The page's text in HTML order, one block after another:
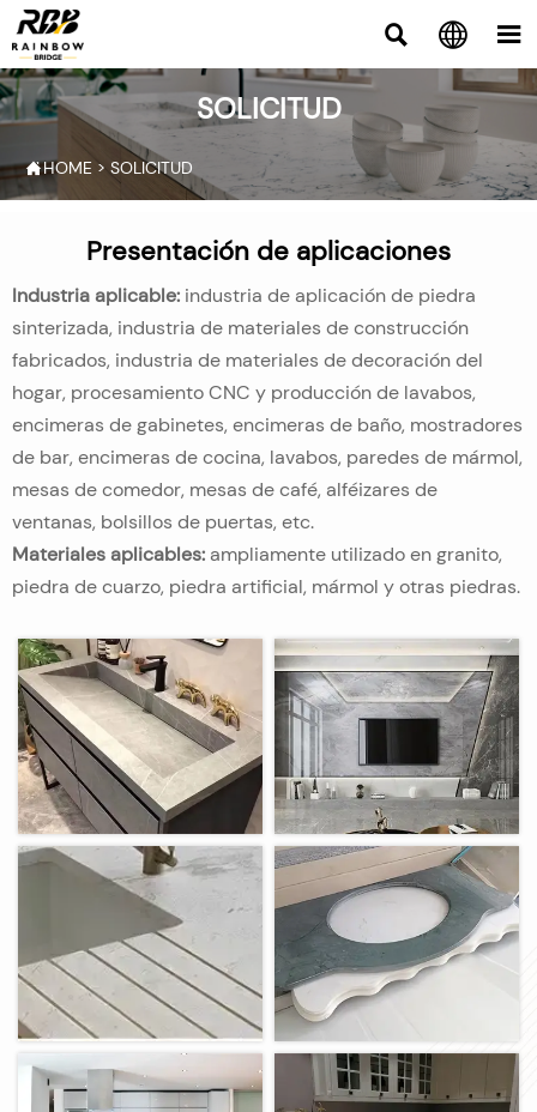
  
SOLICITUD
HOME > SOLICITUD
Presentación de aplicaciones
Industria aplicable: industria de aplicación de piedra
sinterizada, industria de materiales de construcción
fabricados, industria de materiales de decoración del
hogar, procesamiento CNC y producción de lavabos,
encimeras de gabinetes, encimeras de baño, mostradores
de bar, encimeras de cocina, lavabos, paredes de mármol,
mesas de comedor, mesas de café, alféizares de
ventanas, bolsillos de puertas, etc.
Materiales aplicables:ampliamente utilizado en granito,
piedra de cuarzo, piedra artificial, mármol y otras piedras.